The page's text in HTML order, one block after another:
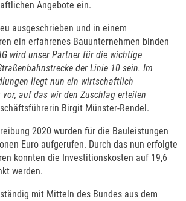
Angebote ein.
ausgeschrieben und in einem
ein erfahrenes Bauunternehmen binden
wird unser Partner für die wichtige
der Linie 10 sein. Im
liegt nun ein wirtschaftlich
auf das wir den Zuschlag erteilen
Birgit Münster-Rendel.
2020 wurden für die Bauleistungen
Euro aufgerufen. Durch das nun erfolgte
konnten die Investitionskosten auf 19,6
werden.
mit Mitteln des Bundes aus dem